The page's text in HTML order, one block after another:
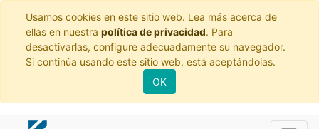
Usamos cookies en este sitio web. Lea más acerca de
ellas en nuestra política de privacidad. Para
desactivarlas, configure adecuadamente su navegador.
Si continúa usando este sitio web, está aceptándolas.
OK